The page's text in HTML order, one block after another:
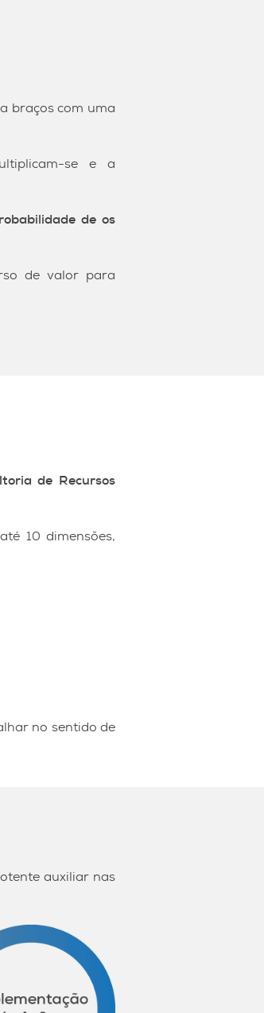
braços com uma
se e a
de os
de valor para
de Recursos
10 dimensões,
no sentido de
auxiliar nas